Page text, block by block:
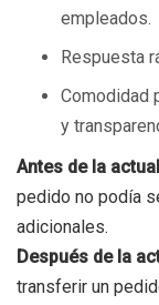
empleados.
Respuesta
Comodidad
y
Antes de la
pedido no podía
adicionales.
Después de la
transferir un